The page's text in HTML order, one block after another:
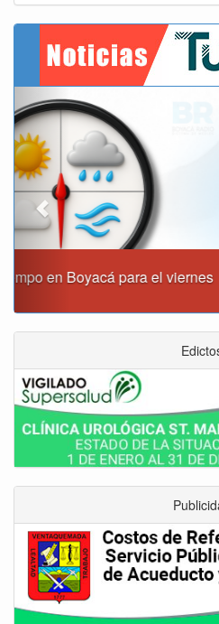
“Tunja nos ha dado
Previous